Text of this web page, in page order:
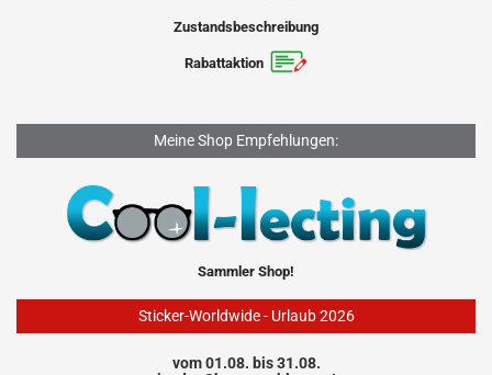
Zustandsbeschreibung
Rabattaktion
Meine Shop Empfehlungen:
Sammler Shop!
Sticker-Worldwide - Urlaub 2026
vom 01.08. bis 31.08.